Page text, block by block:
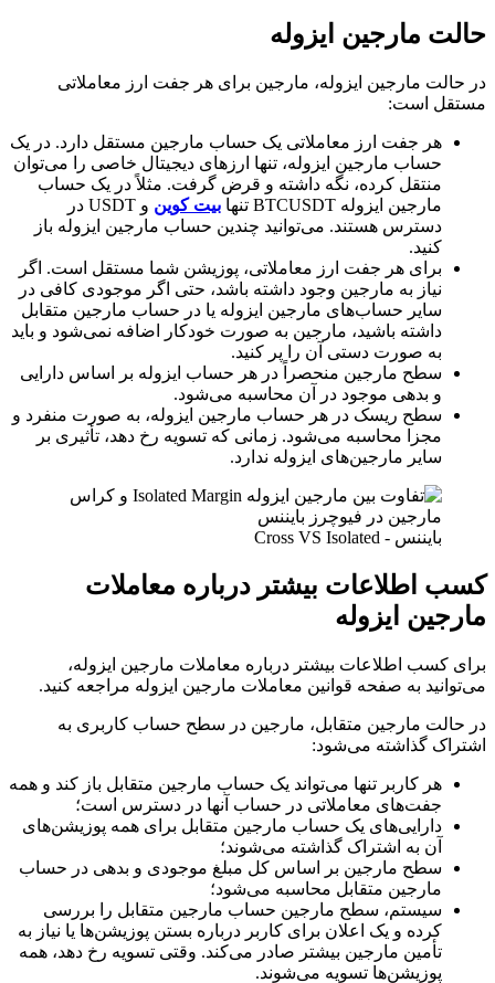
حالت مارجین ایزوله
در حالت مارجین ایزوله، مارجین برای هر جفت ارز معاملاتی
مستقل است:
هر جفت ارز معاملاتی یک حساب مارجین مستقل دارد. در یک
حساب مارجین ایزوله، تنها ارزهای دیجیتال خاصی را می‌توان
منتقل کرده، نگه داشته و قرض گرفت. مثلاً در یک حساب
مارجین ایزوله BTCUSDT تنها
بیت کوین
و USDT در
دسترس هستند. می‌توانید چندین حساب مارجین ایزوله باز
کنید.
برای هر جفت ارز معاملاتی، پوزیشن شما مستقل است. اگر
نیاز به مارجین وجود داشته باشد، حتی اگر موجودی کافی در
سایر حساب‌های مارجین ایزوله یا در حساب مارجین متقابل
داشته باشید، مارجین به صورت خودکار اضافه نمی‌شود و باید
به صورت دستی آن را پر کنید.
سطح مارجین منحصراً در هر حساب ایزوله بر اساس دارایی
و بدهی موجود در آن محاسبه می‌شود.
سطح ریسک در هر حساب مارجین ایزوله، به صورت منفرد و
مجزا محاسبه می‌شود. زمانی که تسویه رخ دهد، تأثیری بر
سایر مارجین‌های ایزوله ندارد.
بایننس - Cross VS Isolated
کسب اطلاعات بیشتر درباره معاملات
مارجین ایزوله
برای کسب اطلاعات بیشتر درباره معاملات مارجین ایزوله،
می‌توانید به صفحه قوانین معاملات مارجین ایزوله مراجعه کنید.
در حالت مارجین متقابل، مارجین در سطح حساب کاربری به
اشتراک گذاشته می‌شود:
هر کاربر تنها می‌تواند یک حساب مارجین متقابل باز کند و همه
جفت‌های معاملاتی در حساب آنها در دسترس است؛
دارایی‌های یک حساب مارجین متقابل برای همه پوزیشن‌های
آن به اشتراک گذاشته می‌شوند؛
سطح مارجین بر اساس کل مبلغ موجودی و بدهی در حساب
مارجین متقابل محاسبه می‌شود؛
سیستم، سطح مارجین حساب مارجین متقابل را بررسی
کرده و یک اعلان برای کاربر درباره بستن پوزیشن‌ها یا نیاز به
تأمین مارجین بیشتر صادر می‌کند. وقتی تسویه رخ دهد، همه
پوزیشن‌ها تسویه می‌شوند.